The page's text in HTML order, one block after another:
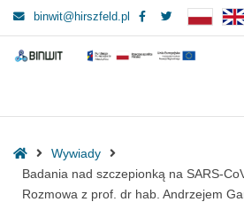
nad
binwit@hirszfeld.pl Facebook
BINWIT
Twitter
BINWIT
HomeWywiady
Badania nad szczepionką na SARS-
Rozmowa z prof. dr hab. Andrzejem